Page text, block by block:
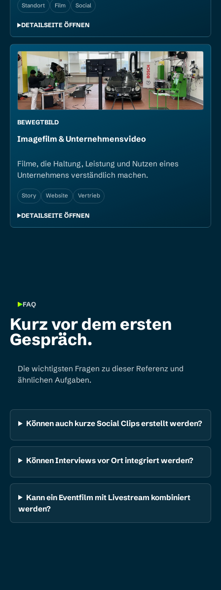
Standort Film Social
DETAILSEITE ÖFFNEN
BEWEGTBILD
Image­film & Unternehmens­video
Filme, die Haltung, Leistung und Nutzen eines
Unternehmens verständlich machen.
Story Website Vertrieb
DETAILSEITE ÖFFNEN
FAQ
Kurz vor dem ersten
Gespräch.
Die wichtigsten Fragen zu dieser Referenz und
ähnlichen Aufgaben.
Können auch kurze Social Clips erstellt werden?
Können Interviews vor Ort integriert werden?
Kann ein Eventfilm mit Livestream kombiniert
werden?